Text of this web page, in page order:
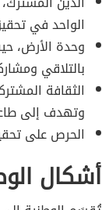
الواحد في
وحدة الأرض،
بالتلاقي
الثقافة
وتهدف إلى
الحرص على
أشكال